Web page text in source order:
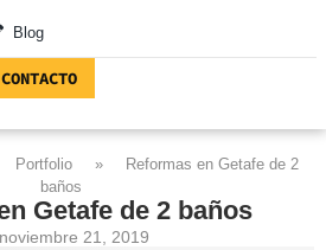
CONTACTO
Blog
Portfolio »
Reformas en Getafe de 2
baños
Getafe de 2 baños
noviembre 21, 2019